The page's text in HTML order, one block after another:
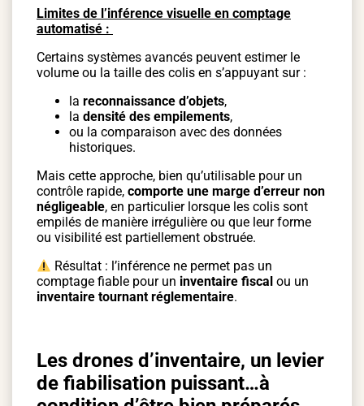
Limites de l’inférence visuelle en comptage
automatisé :
Certains systèmes avancés peuvent estimer le
volume ou la taille des colis en s’appuyant sur :
la reconnaissance d’objets,
la densité des empilements,
ou la comparaison avec des données
historiques.
Mais cette approche, bien qu’utilisable pour un
contrôle rapide, comporte une marge d’erreur non
négligeable, en particulier lorsque les colis sont
empilés de manière irrégulière ou que leur forme
ou visibilité est partiellement obstruée.
Résultat : l’inférence ne permet pas un
comptage fiable pour un inventaire fiscal ou un
inventaire tournant réglementaire.
Les drones d’inventaire, un levier
de fiabilisation puissant…à